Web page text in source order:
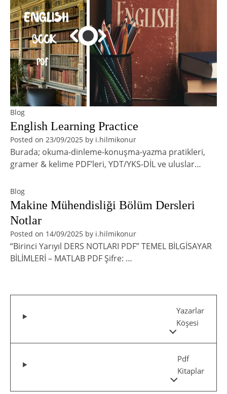
Blog
English Learning Practice
Posted on 23/09/2025 by i.hilmikonur
Burada; okuma-dinleme-konuşma-yazma pratikleri,
gramer & kelime PDF’leri, YDT/YKS-DİL ve uluslar…
Blog
Makine Mühendisliği Bölüm Dersleri
Notlar
Posted on 14/09/2025 by i.hilmikonur
“Birinci Yarıyıl DERS NOTLARI PDF” TEMEL BİLGİSAYAR
BİLİMLERİ – MATLAB PDF Şifre: …
Yazarlar
Köşesi
Pdf
Kitaplar